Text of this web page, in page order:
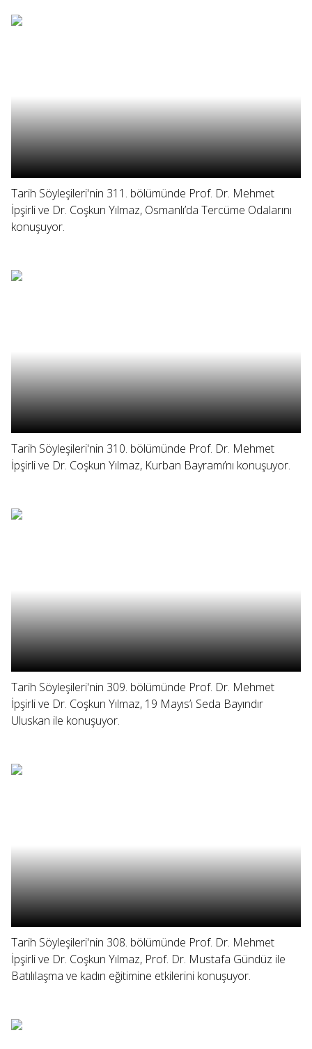
Tarih Söyleşileri'nin 311. bölümünde Prof. Dr. Mehmet
İpşirli ve Dr. Coşkun Yılmaz, Osmanlı’da Tercüme Odalarını
konuşuyor.
Tarih Söyleşileri'nin 310. bölümünde Prof. Dr. Mehmet
İpşirli ve Dr. Coşkun Yılmaz, Kurban Bayramı’nı konuşuyor.
Tarih Söyleşileri'nin 309. bölümünde Prof. Dr. Mehmet
İpşirli ve Dr. Coşkun Yılmaz, 19 Mayıs’ı Seda Bayındır
Uluskan ile konuşuyor.
Tarih Söyleşileri'nin 308. bölümünde Prof. Dr. Mehmet
İpşirli ve Dr. Coşkun Yılmaz, Prof. Dr. Mustafa Gündüz ile
Batılılaşma ve kadın eğitimine etkilerini konuşuyor.